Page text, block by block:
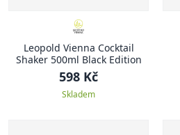
Leopold Vienna Cocktail
Shaker 500ml Black Edition
598 Kč
Skladem